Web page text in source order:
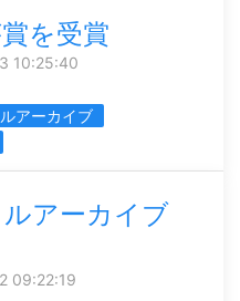
を受賞
10:25:40
アーカイブ
アーカイブ
09:22:19